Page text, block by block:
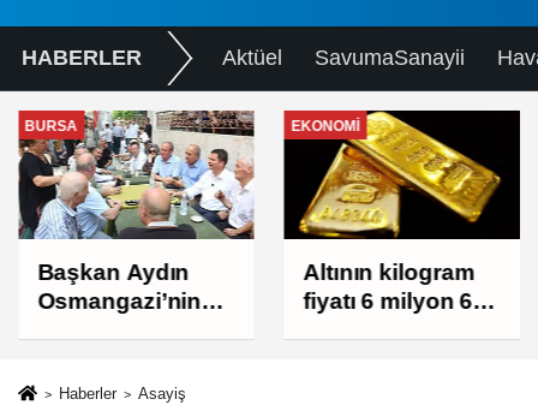
HABERLER Aktüel SavumaSanayii
BURSA
Başkan Aydın
Osmangazi’nin
EKONOMI
Altının kilogram
fiyatı 6 milyon 673
Haberler Asayiş